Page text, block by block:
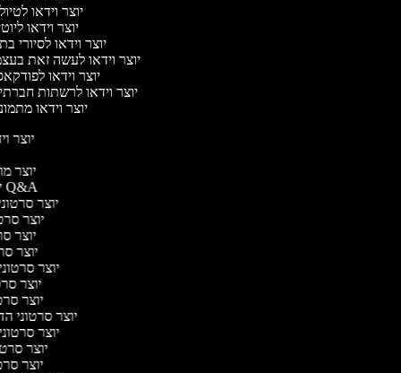
יוצר וידאו
יוצר וידאו
יוצר וידאו לסיורי
יוצר וידאו לעשה זאת
יוצר וידאו
יוצר וידאו לרשתות
יוצר וידאו
יוצר
יוצר
יוצר סרטוני Q&A
יוצר
יוצר
יוצר
יוצר
יוצר
יוצר
יוצר
יוצר סרטוני
יוצר
יוצר
יוצר